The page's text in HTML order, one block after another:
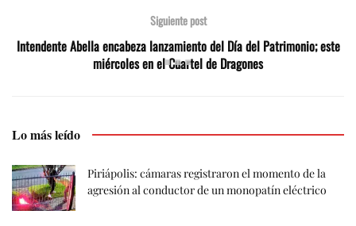
Siguiente post
Intendente Abella encabeza lanzamiento del Día del Patrimonio; este
miércoles en el Cuartel de Dragones
Lo más leído
Piriápolis: cámaras registraron el momento de la
agresión al conductor de un monopatín eléctrico